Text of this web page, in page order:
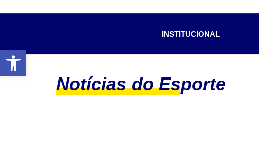
Abrir a barra de ferramentas
INSTITUCIONAL
Notícias do Esporte